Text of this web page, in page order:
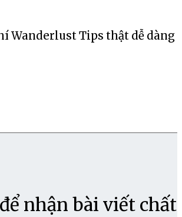
Wanderlust Tips thật dễ dàng
nhận bài viết chất